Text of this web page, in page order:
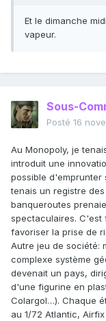
Et le dimanche
vapeur.
Sous-
Posté 16
Au Monopoly, je
introduit une
possible d'emprunter
tenais un registre
banqueroutes
spectaculaires. C'est
favoriser la prise de
Autre jeu de société:
complexe système
devenait un pays,
d'une figurine en
Colargol…). Chaque
au 1/72 Atlantic,